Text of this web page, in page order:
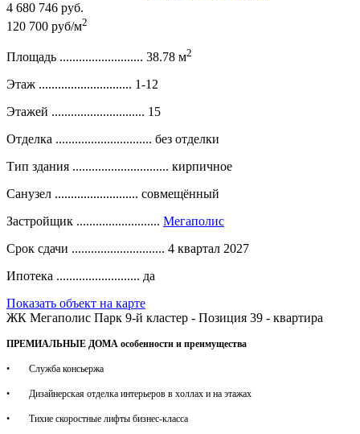
4 680 746 руб.
120 700 руб/м2
Площадь .......................... 38.78 м2
Этаж ............................. 1-12
Этажей ............................. 15
Отделка .............................. без отделки
Тип здания .............................. кирпичное
Санузел .......................... совмещённый
Застройщик .......................... Мегаполис
Срок сдачи ............................. 4 квартал 2027
Ипотека .......................... да
Показать объект на карте
ЖК Мегаполис Парк 9-й кластер - Позиция 39 - квартира
ПРЕМИАЛЬНЫЕ ДОМА особенности и преимущества
• Служба консьержа
• Дизайнерская отделка интерьеров в холлах и на этажах
• Тихие скоростные лифты бизнес-класса